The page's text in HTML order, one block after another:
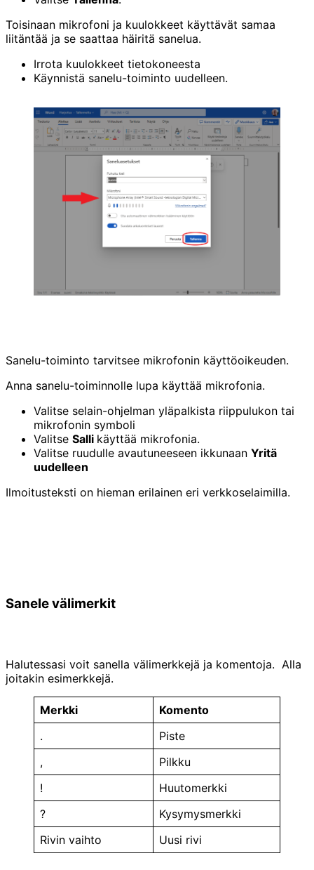
Toisinaan mikrofoni ja kuulokkeet käyttävät samaa
liitäntää ja se saattaa häiritä sanelua.
Irrota kuulokkeet tietokoneesta
Käynnistä sanelu-toiminto uudelleen.
Sanelu-toiminto tarvitsee mikrofonin käyttöoikeuden.
Anna sanelu-toiminnolle lupa käyttää mikrofonia.
Valitse selain-ohjelman yläpalkista riippulukon tai
mikrofonin symboli
Valitse Salli käyttää mikrofonia.
Valitse ruudulle avautuneeseen ikkunaan Yritä
uudelleen
Ilmoitusteksti on hieman erilainen eri verkkoselaimilla.
Sanele välimerkit
Halutessasi voit sanella välimerkkejä ja komentoja. Alla
joitakin esimerkkejä.
Merkki
Komento
.
Piste
,
Pilkku
!
Huutomerkki
?
Kysymysmerkki
Rivin vaihto
Uusi rivi